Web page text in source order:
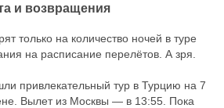
и возвращения
только на количество ночей в туре
на расписание перелётов. А зря.
привлекательный тур в Турцию на 7
Вылет из Москвы — в 13:55. Пока